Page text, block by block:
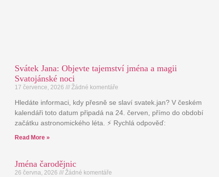
Svátek Jana: Objevte tajemství jména a magii
Svatojánské noci
17 července, 2026 Žádné komentáře
Hledáte informaci, kdy přesně se slaví svatek.jan? V českém
kalendáři toto datum připadá na 24. červen, přímo do období
začátku astronomického léta. ⚡ Rychlá odpověď:
Read More »
Jména čarodějnic
26 června, 2026 Žádné komentáře